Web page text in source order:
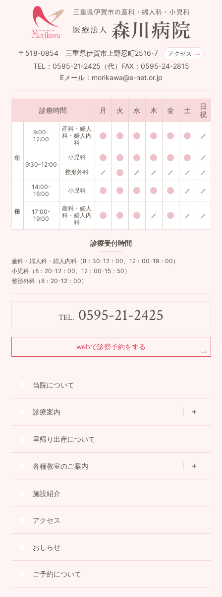
〒518-0854 三重県伊賀市上野忍町2516-7 アクセス
TEL：0595-21-2425（代）FAX：0595-24-2815
Eメール：morikawa@e-net.or.jp
診療時間 月 火 水 木 金 土
日
祝
9:00-
12:00
産科・婦人
科・婦人内
科
9:30-12:00
小児科
整形外科
14:00-
16:00
小児科
17:00-
19:00
産科・婦人
科・婦人内
科
診療受付時間
産科・婦人科・婦人内科（8：30-12：00、12：00-19：00）
小児科（8：20-12：00、12：00-15：50）
整形外科（8：20-12：00）
TEL. 0595-21-2425
webで診察予約をする
当院について
診療案内
里帰り出産について
各種教室のご案内
施設紹介
アクセス
おしらせ
ご予約について